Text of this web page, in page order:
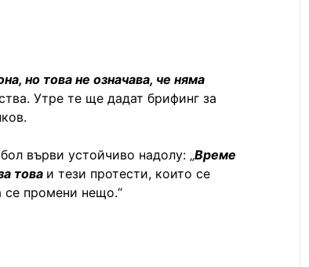
но това не означава, че няма
Утре те ще дадат брифинг за
върви устойчиво надолу: „Време
това и тези протести, които се
се промени нещо.“